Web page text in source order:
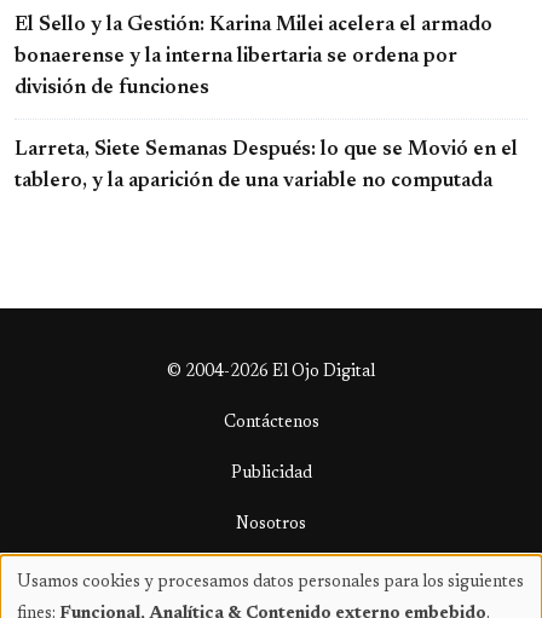
El Sello y la Gestión: Karina Milei acelera el armado
bonaerense y la interna libertaria se ordena por
división de funciones
Larreta, Siete Semanas Después: lo que se Movió en el
tablero, y la aparición de una variable no computada
© 2004-2026 El Ojo Digital
Contáctenos
Publicidad
Nosotros
Términos y condiciones
Uso
Usamos cookies y procesamos datos personales para los siguientes
fines: Funcional, Analítica & Contenido externo embebido.